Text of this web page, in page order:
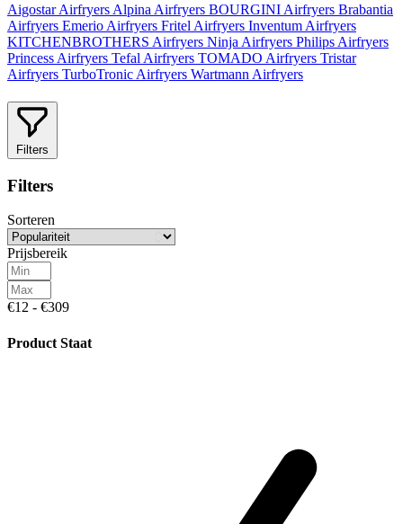
Aigostar Airfryers Alpina Airfryers BOURGINI Airfryers Brabantia
Airfryers Emerio Airfryers Fritel Airfryers Inventum Airfryers
KITCHENBROTHERS Airfryers Ninja Airfryers Philips Airfryers
Princess Airfryers Tefal Airfryers TOMADO Airfryers Tristar
Airfryers TurboTronic Airfryers Wartmann Airfryers
Filters
Filters
Sorteren
Prijsbereik
€12 - €309
Product Staat